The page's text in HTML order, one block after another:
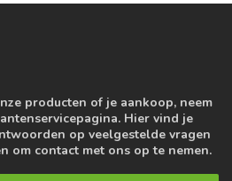
producten of je aankoop, neem
Hier vind je
op veelgestelde vragen
om contact met ons op te nemen.